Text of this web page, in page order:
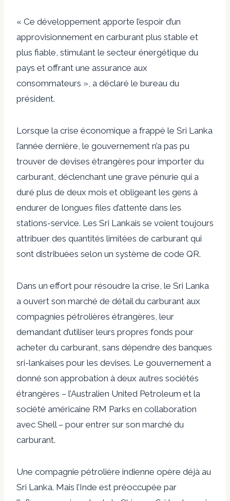
« Ce développement apporte l’espoir d’un
approvisionnement en carburant plus stable et
plus fiable, stimulant le secteur énergétique du
pays et offrant une assurance aux
consommateurs », a déclaré le bureau du
président.
Lorsque la crise économique a frappé le Sri Lanka
l’année dernière, le gouvernement n’a pas pu
trouver de devises étrangères pour importer du
carburant, déclenchant une grave pénurie qui a
duré plus de deux mois et obligeant les gens à
endurer de longues files d’attente dans les
stations-service. Les Sri Lankais se voient toujours
attribuer des quantités limitées de carburant qui
sont distribuées selon un système de code QR.
Dans un effort pour résoudre la crise, le Sri Lanka
a ouvert son marché de détail du carburant aux
compagnies pétrolières étrangères, leur
demandant d’utiliser leurs propres fonds pour
acheter du carburant, sans dépendre des banques
sri-lankaises pour les devises. Le gouvernement a
donné son approbation à deux autres sociétés
étrangères – l’Australien United Petroleum et la
société américaine RM Parks en collaboration
avec Shell – pour entrer sur son marché du
carburant.
Une compagnie pétrolière indienne opère déjà au
Sri Lanka. Mais l’Inde est préoccupée par